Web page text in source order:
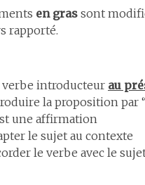
en gras sont
rapporté.
introducteur au
la proposition par
une affirmation
le sujet au contexte
le verbe avec le